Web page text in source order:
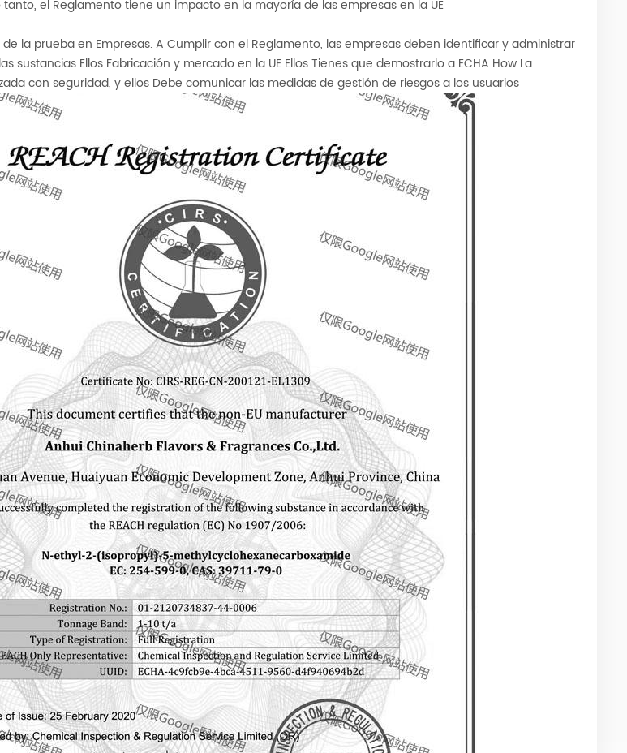
el Reglamento tiene un impacto en la mayoría de las empresas en la UE
la prueba en Empresas. A Cumplir con el Reglamento, las empresas deben identificar y administrar
sustancias Ellos Fabricación y mercado en la UE Ellos Tienes que demostrarlo a ECHA How La
con seguridad, y ellos Debe comunicar las medidas de gestión de riesgos a los usuarios